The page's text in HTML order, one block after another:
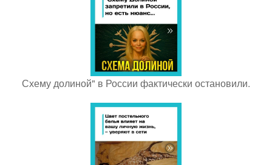
Схему долиной" в России фактически остановили.